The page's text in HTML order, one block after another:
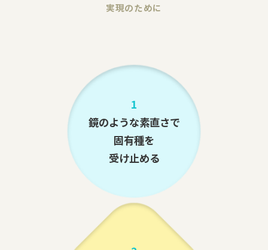
実現のために
1
鏡のような素直さで
固有種を
受け止める